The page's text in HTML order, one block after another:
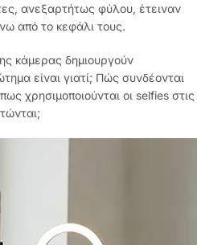
ανεξαρτήτως φύλου, έτειναν
από το κεφάλι τους.
κάμερας δημιουργούν
είναι γιατί; Πώς συνδέονται
χρησιμοποιούνται οι selfies στις